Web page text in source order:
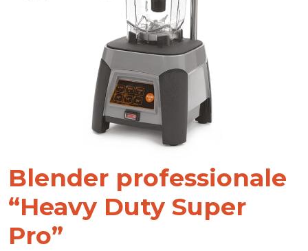
Blender professionale
“Heavy Duty Super
Pro”